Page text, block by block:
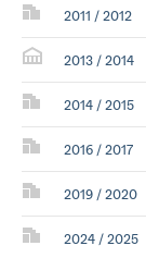
2011 / 2012
2013 / 2014
2014 / 2015
2016 / 2017
2019 / 2020
2024 / 2025